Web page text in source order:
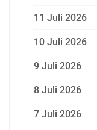
11 Juli 2026
10 Juli 2026
9 Juli 2026
8 Juli 2026
7 Juli 2026